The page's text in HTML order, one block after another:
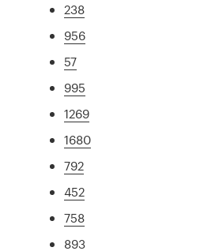
238
956
57
995
1269
1680
792
452
758
893